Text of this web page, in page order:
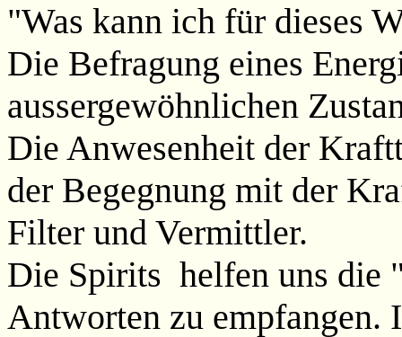
"Was kann ich für dieses
Die Befragung eines
aussergewöhnlichen
Die Anwesenheit der
der Begegnung mit der
Filter und Vermittler.
Die Spirits helfen uns die
Antworten zu empfangen.